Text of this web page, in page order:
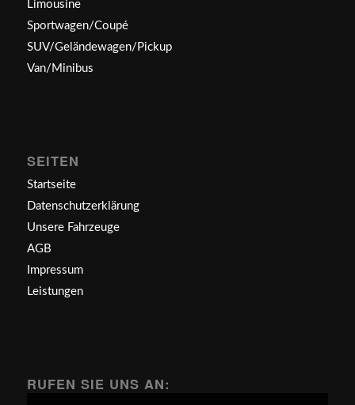
Limousine
Sportwagen/Coupé
SUV/Geländewagen/Pickup
Van/Minibus
SEITEN
Startseite
Datenschutzerklärung
Unsere Fahrzeuge
AGB
Impressum
Leistungen
RUFEN SIE UNS AN: